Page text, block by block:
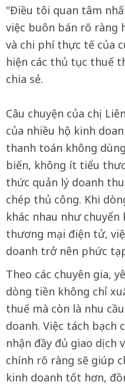
"Điều tôi quan tâm
việc buôn bán rõ ràng
và chi phí thực tế của
hiện các thủ tục thuế
chia sẻ.
Câu chuyện của chị
của nhiều hộ kinh
thanh toán không
biến, không ít tiểu
thức quản lý doanh
chép thủ công. Khi
khác nhau như
thương mại điện tử,
doanh trở nên phức
Theo các chuyên gia,
dòng tiền không chỉ
thuế mà còn là nhu
doanh. Việc tách bạch
nhận đầy đủ giao dịch
chính rõ ràng sẽ giúp
kinh doanh tốt hơn,